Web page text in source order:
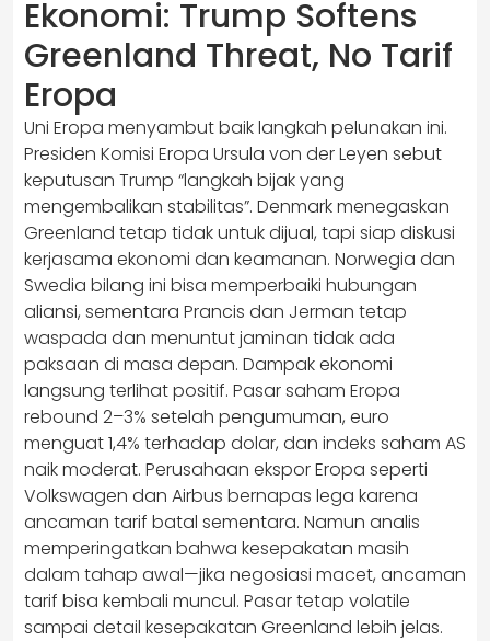
Ekonomi: Trump Softens
Greenland Threat, No Tarif
Eropa
Uni Eropa menyambut baik langkah pelunakan ini.
Presiden Komisi Eropa Ursula von der Leyen sebut
keputusan Trump “langkah bijak yang
mengembalikan stabilitas”. Denmark menegaskan
Greenland tetap tidak untuk dijual, tapi siap diskusi
kerjasama ekonomi dan keamanan. Norwegia dan
Swedia bilang ini bisa memperbaiki hubungan
aliansi, sementara Prancis dan Jerman tetap
waspada dan menuntut jaminan tidak ada
paksaan di masa depan. Dampak ekonomi
langsung terlihat positif. Pasar saham Eropa
rebound 2–3% setelah pengumuman, euro
menguat 1,4% terhadap dolar, dan indeks saham AS
naik moderat. Perusahaan ekspor Eropa seperti
Volkswagen dan Airbus bernapas lega karena
ancaman tarif batal sementara. Namun analis
memperingatkan bahwa kesepakatan masih
dalam tahap awal—jika negosiasi macet, ancaman
tarif bisa kembali muncul. Pasar tetap volatile
sampai detail kesepakatan Greenland lebih jelas.